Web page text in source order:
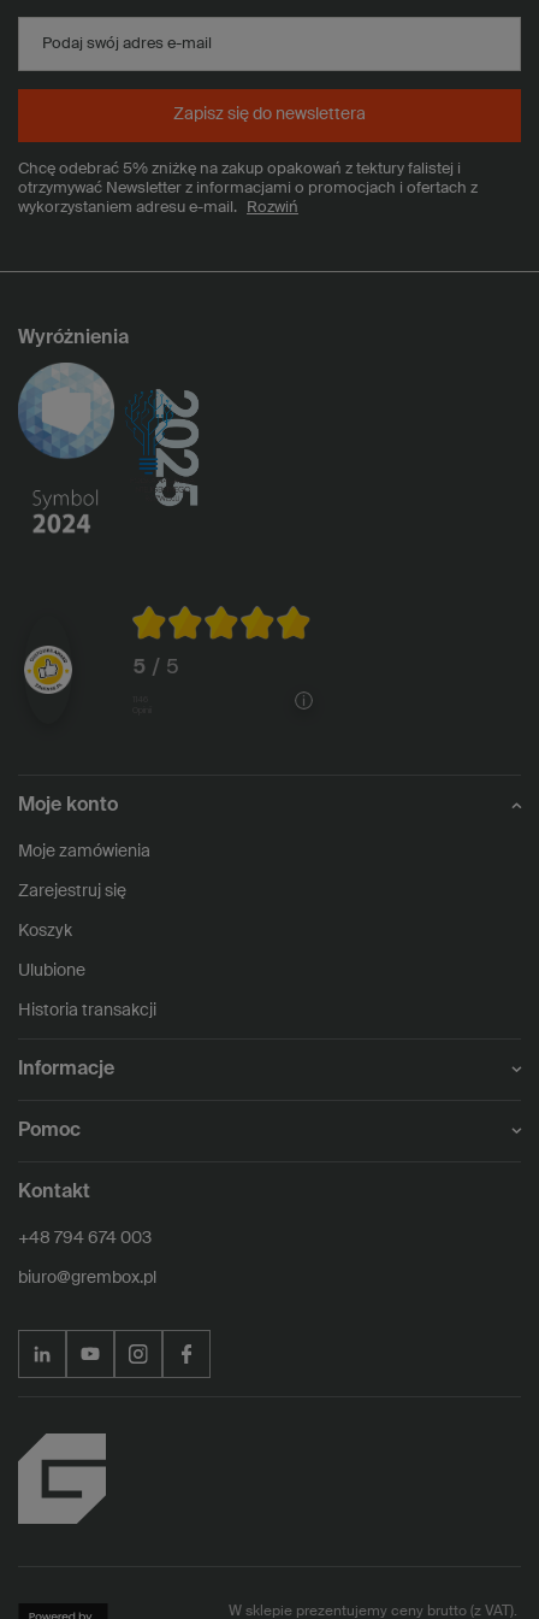
Podaj swój adres e-mail
Chcę odebrać 5% zniżkę na zakup opakowań z tektury falistej i
otrzymywać Newsletter z informacjami o promocjach i ofertach z
wykorzystaniem adresu e-mail.
Rozwiń
Zapisz się do newslettera
Wyróżnienia
5 / 5
Moje konto
Moje zamówienia
Zarejestruj się
Koszyk
Ulubione
Historia transakcji
Informacje
Pomoc
Kontakt
+48 794 674 003
biuro@grembox.pl
W sklepie prezentujemy ceny brutto (z VAT).